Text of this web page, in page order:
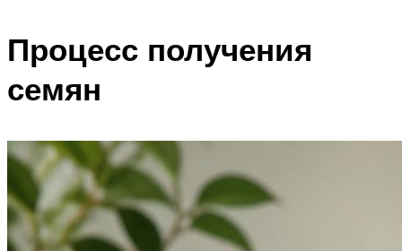
Процесс получения
семян